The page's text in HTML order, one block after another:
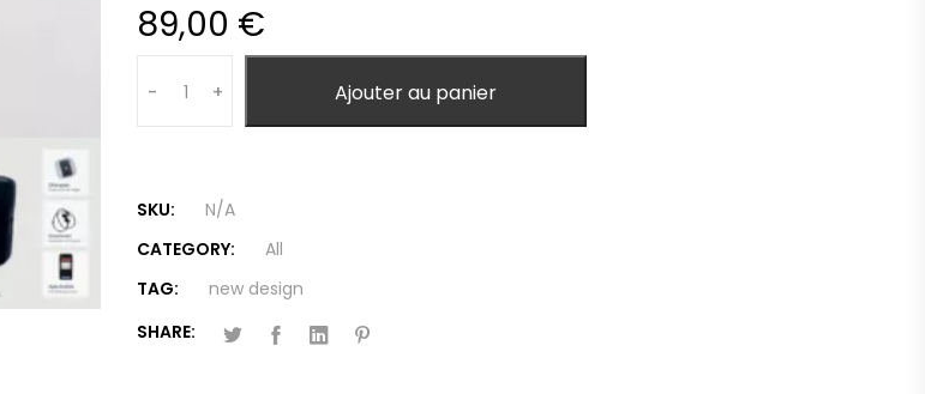
89,00 €
-
+ Ajouter au panier
SKU:
N/A
CATEGORY:
All
TAG:
new design
SHARE: